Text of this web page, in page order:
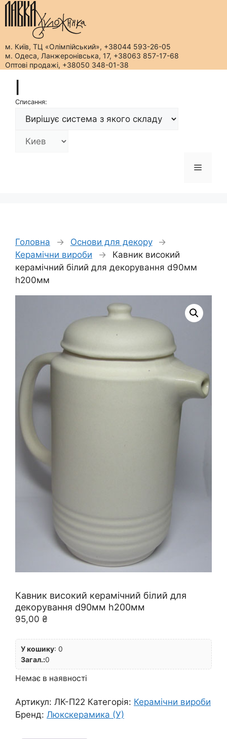
м. Київ, ТЦ «Олімпійський», +38044 593-26-05
м. Одеса, Ланжеронівська, 17, +38063 857-17-68
Оптові продажі, +38050 348-01-38
вмістуСписання:
Меню
Головна → Основи для декору
→
Керамічни вироби
→
Кавник високий
керамічний білий для декорування d90мм
h200мм
Кавник високий керамічний білий для
декорування d90мм h200мм
95,00 ₴
У кошику: 0
Загал.:0
Немає в наявності
Артикул: ЛК-П22 Категорія: Керамічни вироби
Бренд: Люкскерамика (У)